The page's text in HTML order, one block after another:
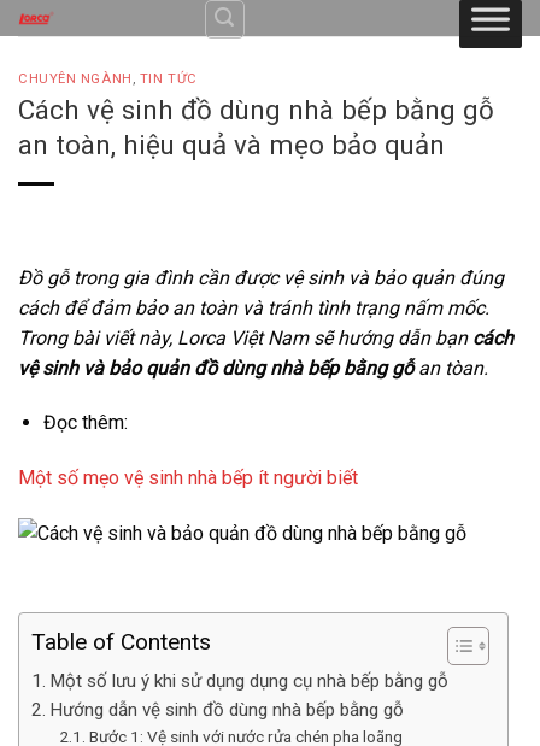
Skip
to
content
CHUYÊN NGÀNH , TIN TỨC
Cách vệ sinh đồ dùng nhà bếp bằng gỗ
an toàn, hiệu quả và mẹo bảo quản
Đồ gỗ trong gia đình cần được vệ sinh và bảo quản đúng
cách để đảm bảo an toàn và tránh tình trạng nấm mốc.
Trong bài viết này, Lorca Việt Nam sẽ hướng dẫn bạn cách
vệ sinh và bảo quản đồ dùng nhà bếp bằng gỗan tòan.
Đọc thêm:
Một số mẹo vệ sinh nhà bếp ít người biết
Table of Contents
Một số lưu ý khi sử dụng dụng cụ nhà bếp bằng gỗ
Hướng dẫn vệ sinh đồ dùng nhà bếp bằng gỗ
Bước 1: Vệ sinh với nước rửa chén pha loãng